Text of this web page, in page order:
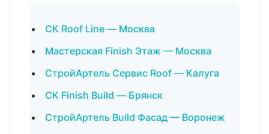
СК Roof Line — Москва
Мастерская Finish Этаж — Москва
СтройАртель Сервис Roof — Калуга
СК Finish Build — Брянск
СтройАртель Build Фасад — Воронеж